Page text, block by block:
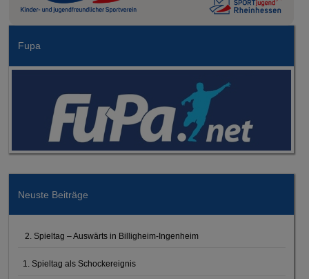
Fupa
Neuste Beiträge
2. Spieltag – Auswärts in Billigheim-Ingenheim
1. Spieltag als Schockereignis